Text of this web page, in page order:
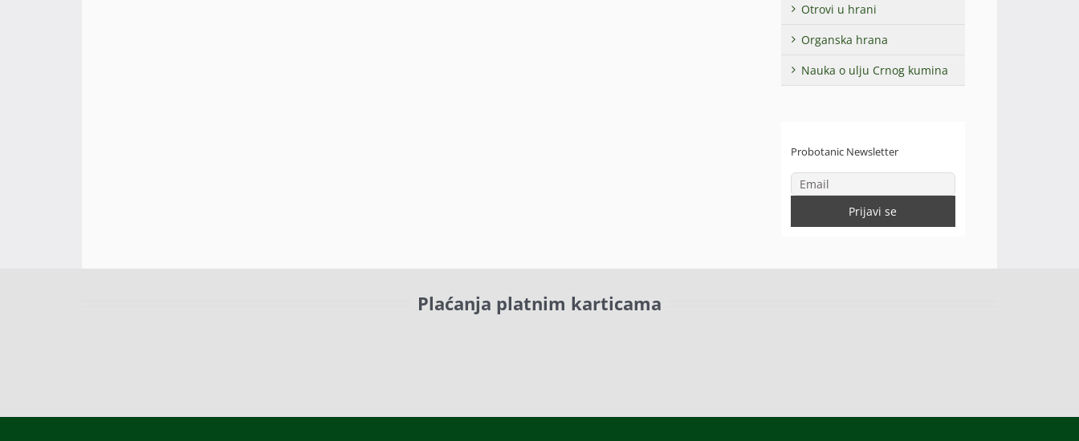
Otrovi u hrani
Organska hrana
Nauka o ulju Crnog kumina
Probotanic Newsletter
Plaćanja platnim karticama